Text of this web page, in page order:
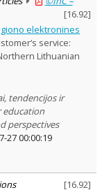
[16.92]
elektronines
service:
Lithuanian
tendencijos ir
education
perspectives
27 00:00:19
[16.92]